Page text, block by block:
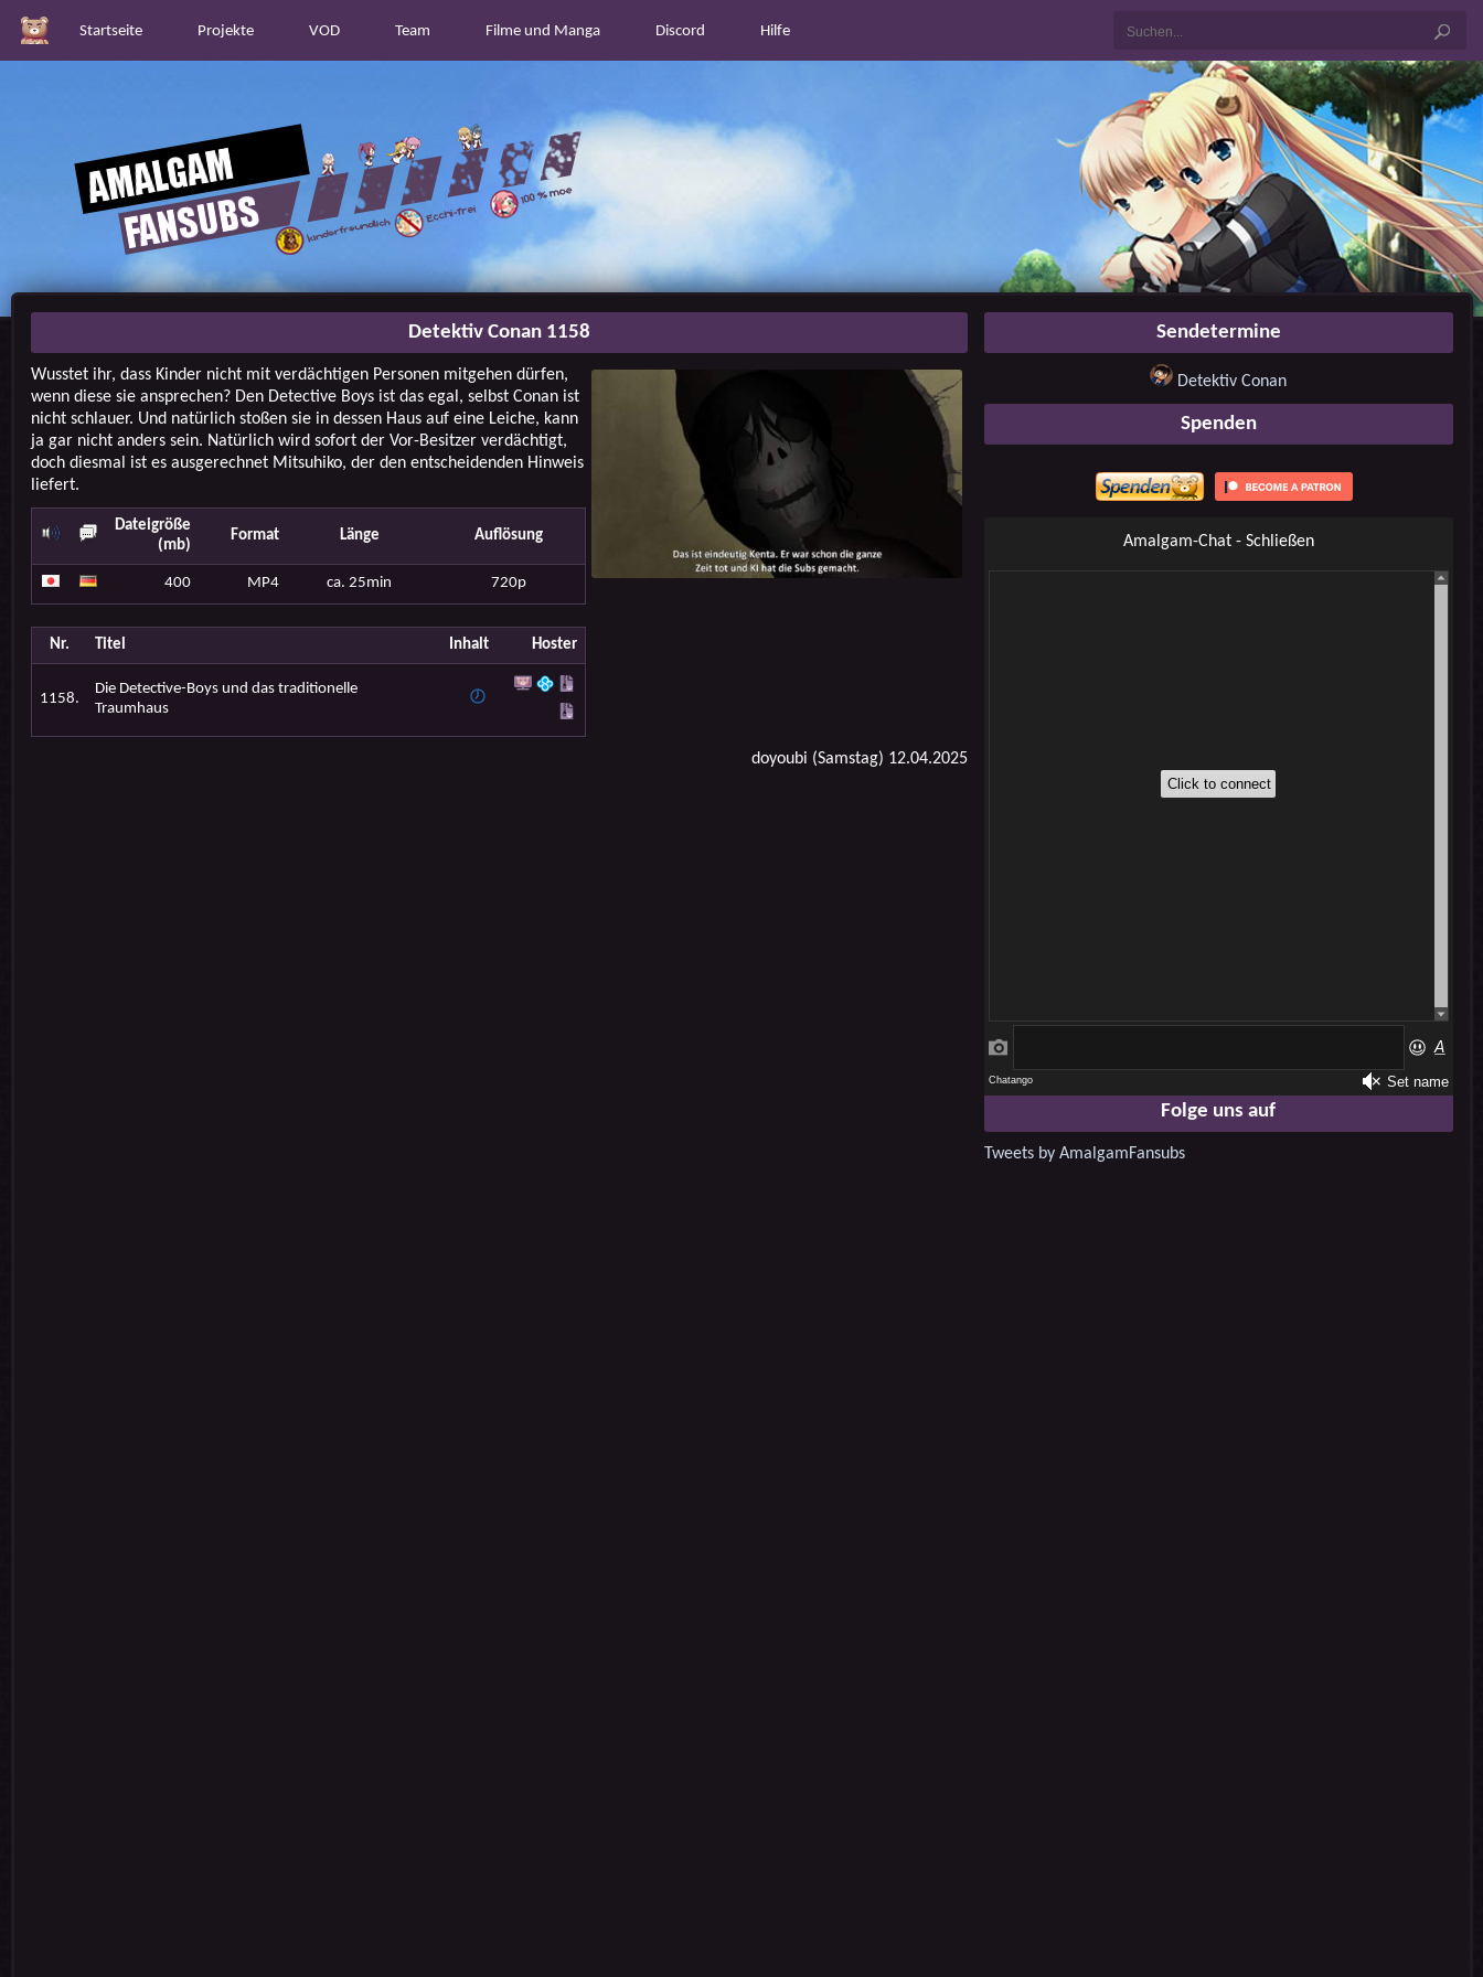
Startseite Projekte VOD Team Filme und Manga Discord Hilfe
Detektiv Conan 1158
Wusstet ihr, dass Kinder nicht mit verdächtigen Personen mitgehen dürfen,
wenn diese sie ansprechen? Den Detective Boys ist das egal, selbst Conan ist
nicht schlauer. Und natürlich stoßen sie in dessen Haus auf eine Leiche, kann
ja gar nicht anders sein. Natürlich wird sofort der Vor-Besitzer verdächtigt,
doch diesmal ist es ausgerechnet Mitsuhiko, der den entscheidenden Hinweis
liefert.
Dateigröße
(mb)
Format Länge Auflösung
400 MP4 ca. 25min 720p
Nr. Titel Inhalt Hoster
1158.
Die Detective-Boys und das traditionelle
Traumhaus
doyoubi (Samstag) 12.04.2025
Sendetermine
Detektiv Conan
Spenden
Amalgam-Chat - Schließen
Folge uns auf
Tweets by AmalgamFansubs